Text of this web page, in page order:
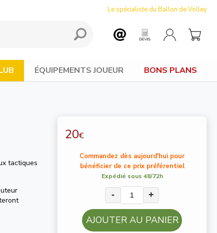
Le spécialiste du Ballon de Volley
ÉQUIPEMENTS JOUEUR BONS PLANS
20€
Commandez dès aujourd'hui pour
bénéficier de ce prix préférentiel
Expédié sous 48/72h
- +
AJOUTER AU PANIER
tactiques